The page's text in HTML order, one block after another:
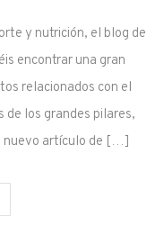
aire libre en verano
y nutrición, el blog de
encontrar una gran
relacionados con el
de los grandes pilares,
nuevo artículo de […]